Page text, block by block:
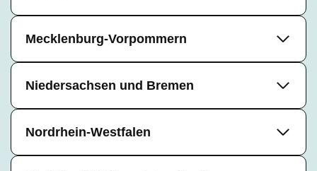
Mecklenburg-Vorpommern
Niedersachsen und Bremen
Nordrhein-Westfalen